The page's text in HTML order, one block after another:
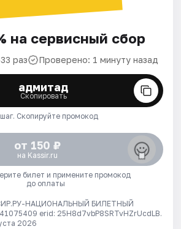
на сервисный сбор
раз Проверено: 1 минуту назад
адмитад
Скопировать
Скопируйте промокод
от 150 ₽
на Kassir.ru
билет и примените промокод
до оплаты
НАЦИОНАЛЬНЫЙ БИЛЕТНЫЙ
erid: 25H8d7vbP8SRTvHZrUcdLB.
2026